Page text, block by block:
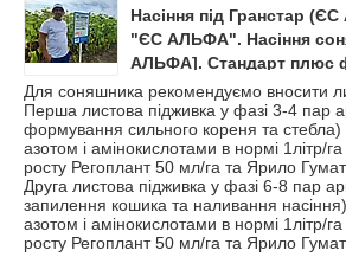
Насіння під Гранстар
"ЄС АЛЬФА". Насіння
АЛЬФА]. Стандарт плюс
Для соняшника рекомендуємо вносити
Перша листова підживка у фазі 3-4 пар
формування сильного кореня та
азотом і амінокислотами в нормі 1літр/
росту Регоплант 50 мл/га та Ярило
Друга листова підживка у фазі 6-8 пар
запилення кошика та наливання
азотом і амінокислотами в нормі 1літр/
росту Регоплант 50 мл/га та Ярило